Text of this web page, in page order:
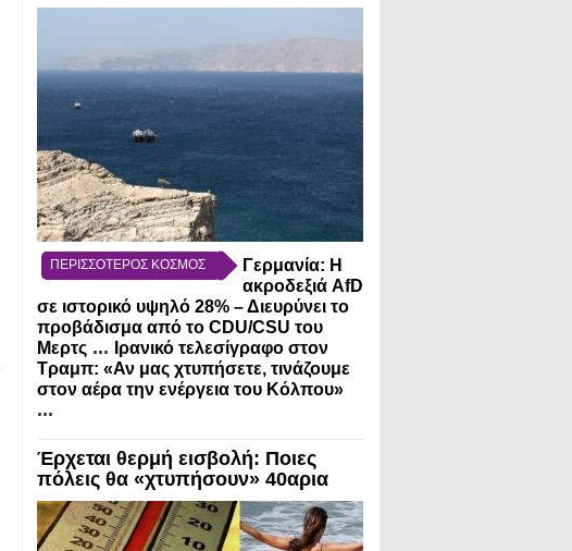
ΠΕΡΙΣΣΟΤΕΡΟΣ ΚΟΣΜΟΣ
Γερμανία: Η
ακροδεξιά AfD
σε ιστορικό υψηλό 28% – Διευρύνει το
προβάδισμα από το CDU/CSU του
Μερτς ...
Ιρανικό τελεσίγραφο στον
Τραμπ: «Αν μας χτυπήσετε, τινάζουμε
στον αέρα την ενέργεια του Κόλπου»
...
Έρχεται θερμή εισβολή: Ποιες
πόλεις θα «χτυπήσουν» 40αρια